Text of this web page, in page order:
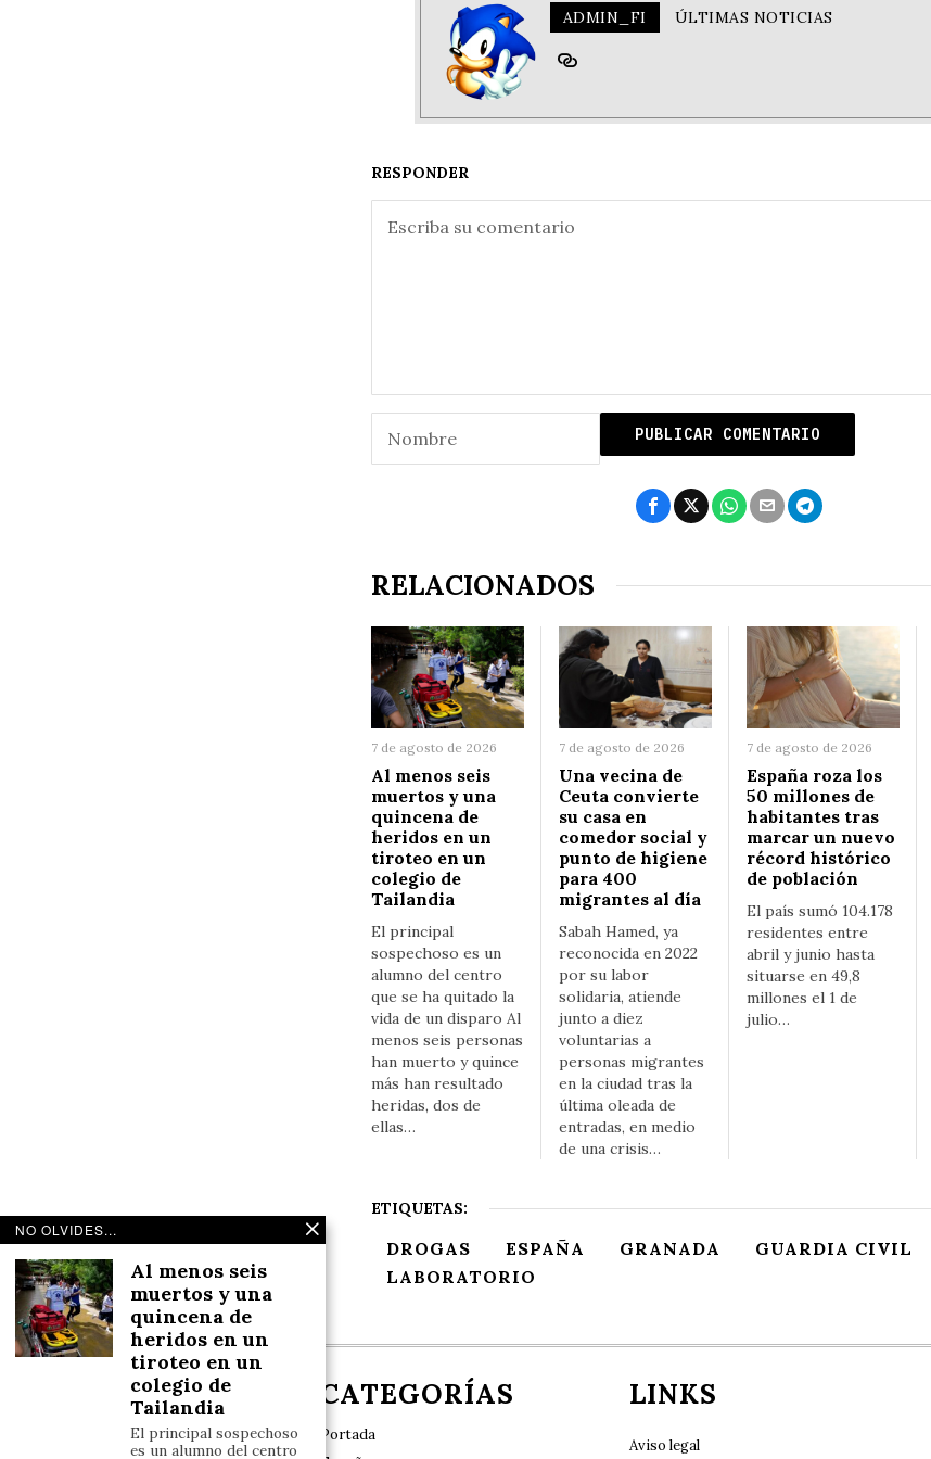
ADMIN_FI ÚLTIMAS NOTICIAS
RESPONDER
RELACIONADOS
7 de agosto de 2026
Al menos seis
muertos y una
quincena de
heridos en un
tiroteo en un
colegio de
Tailandia
El principal
sospechoso es un
alumno del centro
que se ha quitado la
vida de un disparo Al
menos seis personas
han muerto y quince
más han resultado
heridas, dos de
ellas…
7 de agosto de 2026
Una vecina de
Ceuta convierte
su casa en
comedor social y
punto de higiene
para 400
migrantes al día
Sabah Hamed, ya
reconocida en 2022
por su labor
solidaria, atiende
junto a diez
voluntarias a
personas migrantes
en la ciudad tras la
última oleada de
entradas, en medio
de una crisis…
7 de agosto de 2026
España roza los
50 millones de
habitantes tras
marcar un nuevo
récord histórico
de población
El país sumó 104.178
residentes entre
abril y junio hasta
situarse en 49,8
millones el 1 de
julio…
ETIQUETAS:
DROGAS ESPAÑA GRANADA GUARDIA CIVIL
LABORATORIO
NOSOTROS CATEGORÍAS
Portada
LINKS
Aviso legal
NO OLVIDES...
Al menos seis
muertos y una
quincena de
heridos en un
tiroteo en un
colegio de
Tailandia
El principal sospechoso
es un alumno del centro